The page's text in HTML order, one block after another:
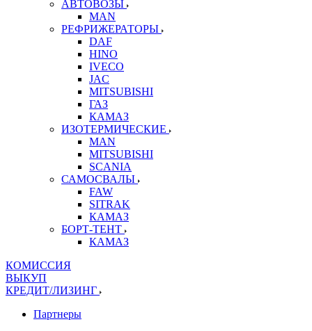
АВТОВОЗЫ
MAN
РЕФРИЖЕРАТОРЫ
DAF
HINO
IVECO
JAC
MITSUBISHI
ГАЗ
КАМАЗ
ИЗОТЕРМИЧЕСКИЕ
MAN
MITSUBISHI
SCANIA
САМОСВАЛЫ
FAW
SITRAK
КАМАЗ
БОРТ-ТЕНТ
КАМАЗ
КОМИССИЯ
ВЫКУП
КРЕДИТ/ЛИЗИНГ
Партнеры